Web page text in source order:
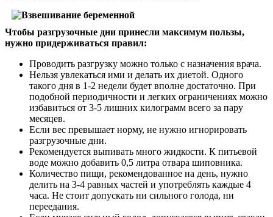
Чтобы разгрузочные дни принесли максимум пользы,
нужно придерживаться правил:
Проводить разгрузку можно только с назначения врача.
Нельзя увлекаться ими и делать их диетой. Одного
такого дня в 1-2 недели будет вполне достаточно. При
подобной периодичности и легких ограничениях можно
избавиться от 3-5 лишних килограмм всего за пару
месяцев.
Если вес превышает норму, не нужно игнорировать
разгрузочные дни.
Рекомендуется выпивать много жидкости. К питьевой
воде можно добавить 0,5 литра отвара шиповника.
Количество пищи, рекомендованное на день, нужно
делить на 3-4 равных частей и употреблять каждые 4
часа. Не стоит допускать ни сильного голода, ни
переедания.